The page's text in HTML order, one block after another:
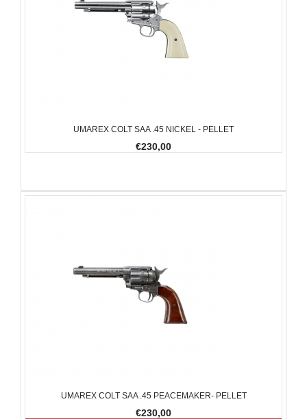
UMAREX COLT SAA .45 NICKEL - PELLET
€230,00
UMAREX COLT SAA .45 PEACEMAKER- PELLET
€230,00